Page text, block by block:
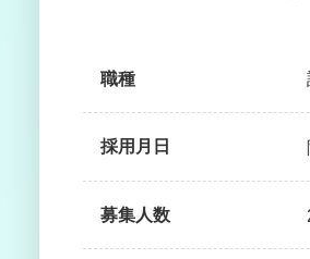
職種
採用月日
募集人数